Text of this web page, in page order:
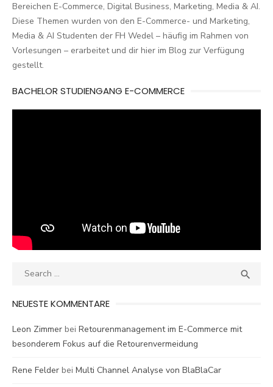
Bereichen E-Commerce, Digital Business, Marketing, Media & AI.
Diese Themen wurden von den E-Commerce- und Marketing,
Media & AI Studenten der FH Wedel – häufig im Rahmen von
Vorlesungen – erarbeitet und dir hier im Blog zur Verfügung
gestellt.
BACHELOR STUDIENGANG E-COMMERCE
Search

NEUESTE KOMMENTARE
Leon Zimmer bei Retourenmanagement im E-Commerce mit
besonderem Fokus auf die Retourenvermeidung
Rene Felder bei Multi Channel Analyse von BlaBlaCar